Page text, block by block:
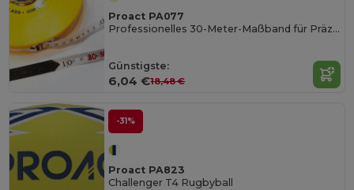
Proact PA077
Professionelles 30-Meter-Maßband für Präzision
Günstigste:
6,04 €18,48 €
-31%
Proact PA823
Challenger T4 Rugbyball